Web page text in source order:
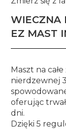
WIECZNA
EZ MAST
Maszt na
nierdzewnej
oferując
dni.
Dzięki 5